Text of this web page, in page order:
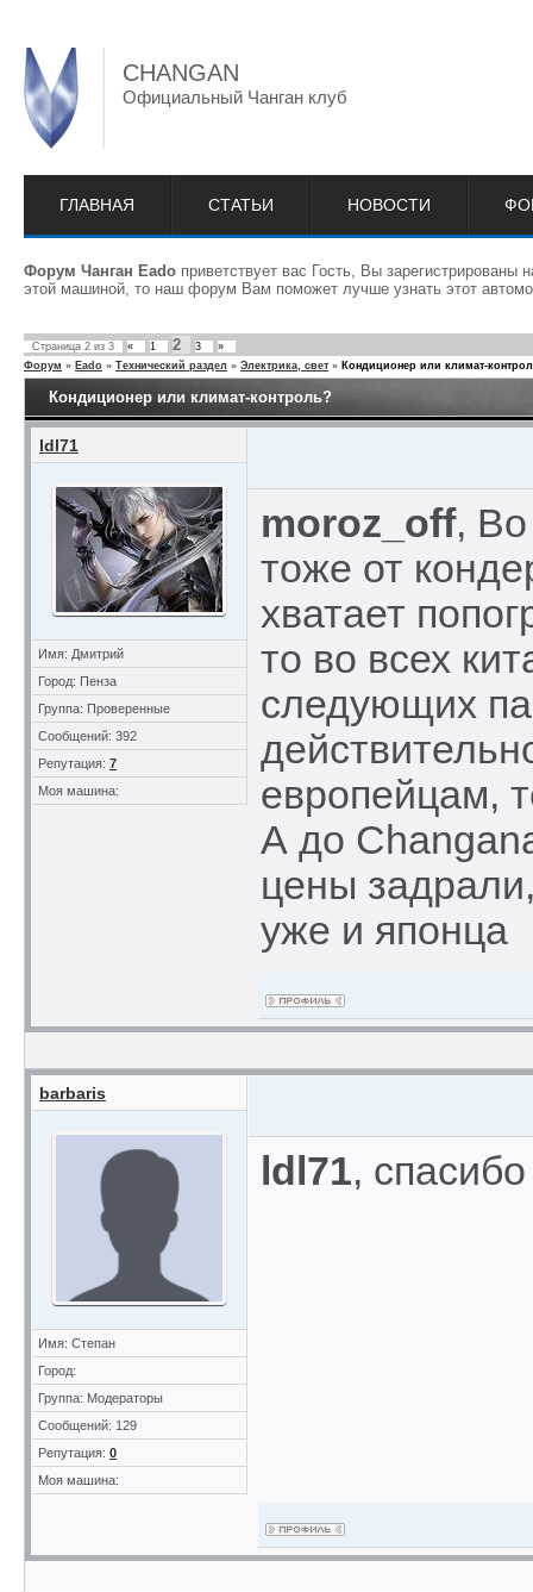
CHANGAN
Официальный Чанган клуб
ГЛАВНАЯ СТАТЬИ НОВОСТИ
Форум Чанган Eado приветствует вас Гость, Вы
этой машиной, то наш форум Вам поможет лучше узнать этот
Страница 2 из 3 « 1 2 3
»
Форум » Eado » Технический раздел » Электрика, свет » Кондиционер или климат-
Кондиционер или климат-контроль?
ldl71
Имя: Дмитрий
Город: Пенза
Группа: Проверенные
Сообщений: 392
Репутация: 7
Моя машина:
moroz_off, Во
тоже от
хватает
то во всех
следующих
европейцам,
А до
цены
уже и японца
barbaris
Имя: Степан
Город:
Группа: Модераторы
Сообщений: 129
Репутация: 0
Моя машина:
ldl71,